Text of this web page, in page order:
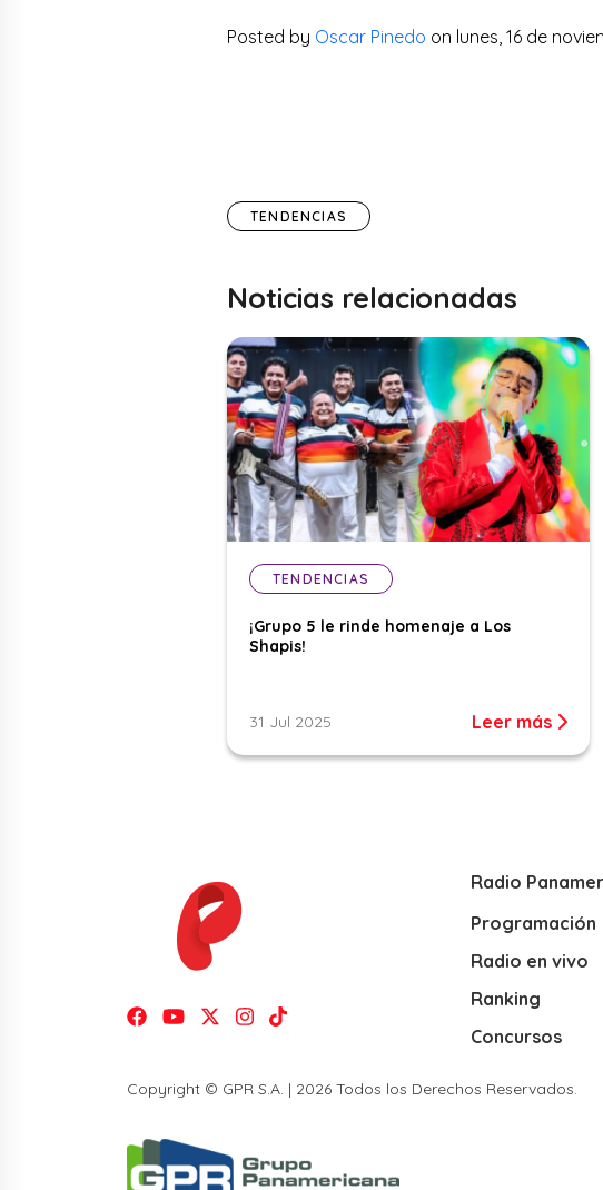
Posted by Oscar Pinedo on lunes, 16 de
TENDENCIAS
Noticias relacionadas
TENDENCIAS
¡Grupo 5 le rinde homenaje a Los
Shapis!
31 Jul 2025 Leer más
Radio
Programación
Radio en vivo
Ranking
Concursos
Copyright © GPR S.A. | 2026 Todos los Derechos Reservados.